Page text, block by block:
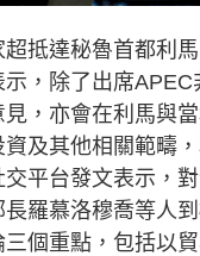
達秘魯首都利馬
，除了出席
，亦會在利馬與
及其他相關範疇
台發文表示，對
羅慕洛穆喬等人
個重點，包括以